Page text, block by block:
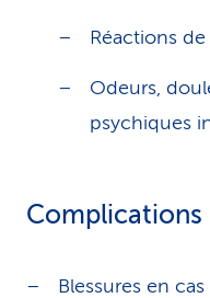
Réactions
Odeurs,
psychiques
Complications
Blessures en